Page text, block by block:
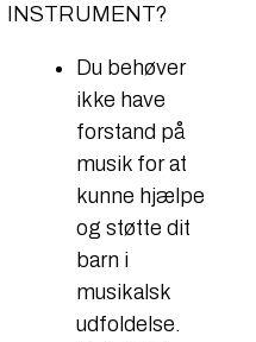
INSTRUMENT?
Du behøver
ikke have
forstand på
musik for at
kunne hjælpe
og støtte dit
barn i
musikalsk
udfoldelse.